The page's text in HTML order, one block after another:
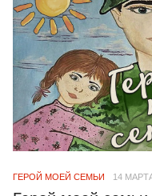
ГЕРОЙ МОЕЙ СЕМЬИ 14